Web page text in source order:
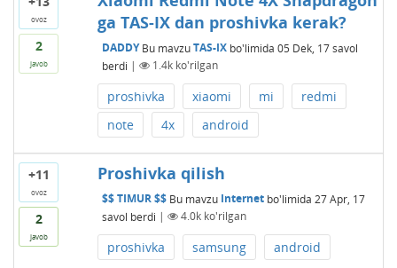
ovoz
2
javob
ga TAS-IX dan proshivka kerak?
DADDY Bu mavzuTAS-IXbo'limida 05 Dek, 17 savol
berdi | 1.4kko'rilgan
proshivka xiaomi mi
redmi
note
4x android
+11
ovoz
2
javob
Proshivka qilish
$$ TIMUR $$ Bu mavzu Internetbo'limida 27 Apr, 17
savol berdi | 4.0kko'rilgan
proshivka samsung android